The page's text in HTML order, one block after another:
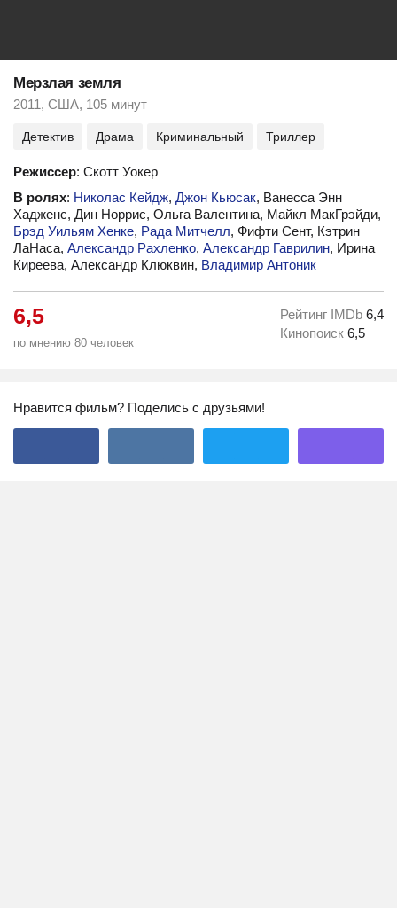
Мерзлая земля
2011, США, 105 минут
Детектив Драма Криминальный Триллер
Режиссер: Скотт Уокер
В ролях: Николас Кейдж, Джон Кьюсак, Ванесса Энн
Хадженс, Дин Норрис, Ольга Валентина, Майкл МакГрэйди,
Брэд Уильям Хенке, Рада Митчелл, Фифти Сент, Кэтрин
ЛаНаса, Александр Рахленко, Александр Гаврилин, Ирина
Киреева, Александр Клюквин, Владимир Антоник
6,5
по мнению 80 человек
Рейтинг IMDb 6,4
Кинопоиск 6,5
Нравится фильм? Поделись с друзьями!